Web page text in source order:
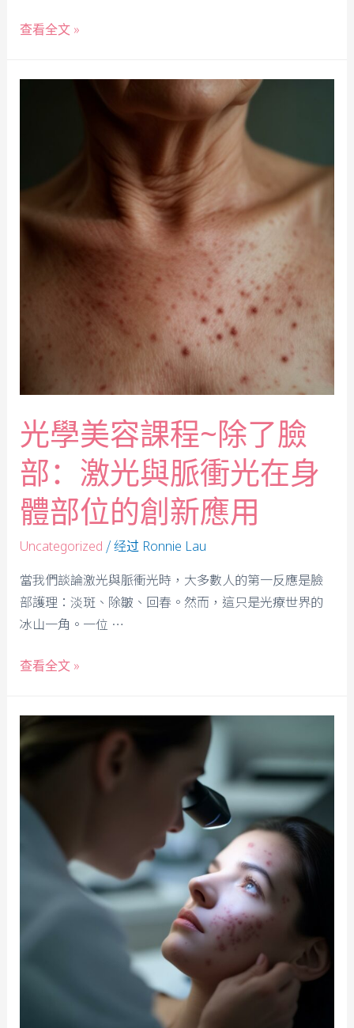
查看全文 »
光學美容課程~除了臉
部：激光與脈衝光在身
體部位的創新應用
Uncategorized / 经过 Ronnie Lau
當我們談論激光與脈衝光時，大多數人的第一反應是臉
部護理：淡斑、除皺、回春。然而，這只是光療世界的
冰山一角。一位 …
查看全文 »